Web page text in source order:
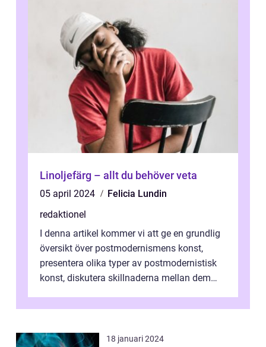
Linoljefärg – allt du behöver veta
05 april 2024
Felicia Lundin
redaktionel
I denna artikel kommer vi att ge en grundlig
översikt över postmodernismens konst,
presentera olika typer av postmodernistisk
konst, diskutera skillnaderna mellan dem
18 januari 2024